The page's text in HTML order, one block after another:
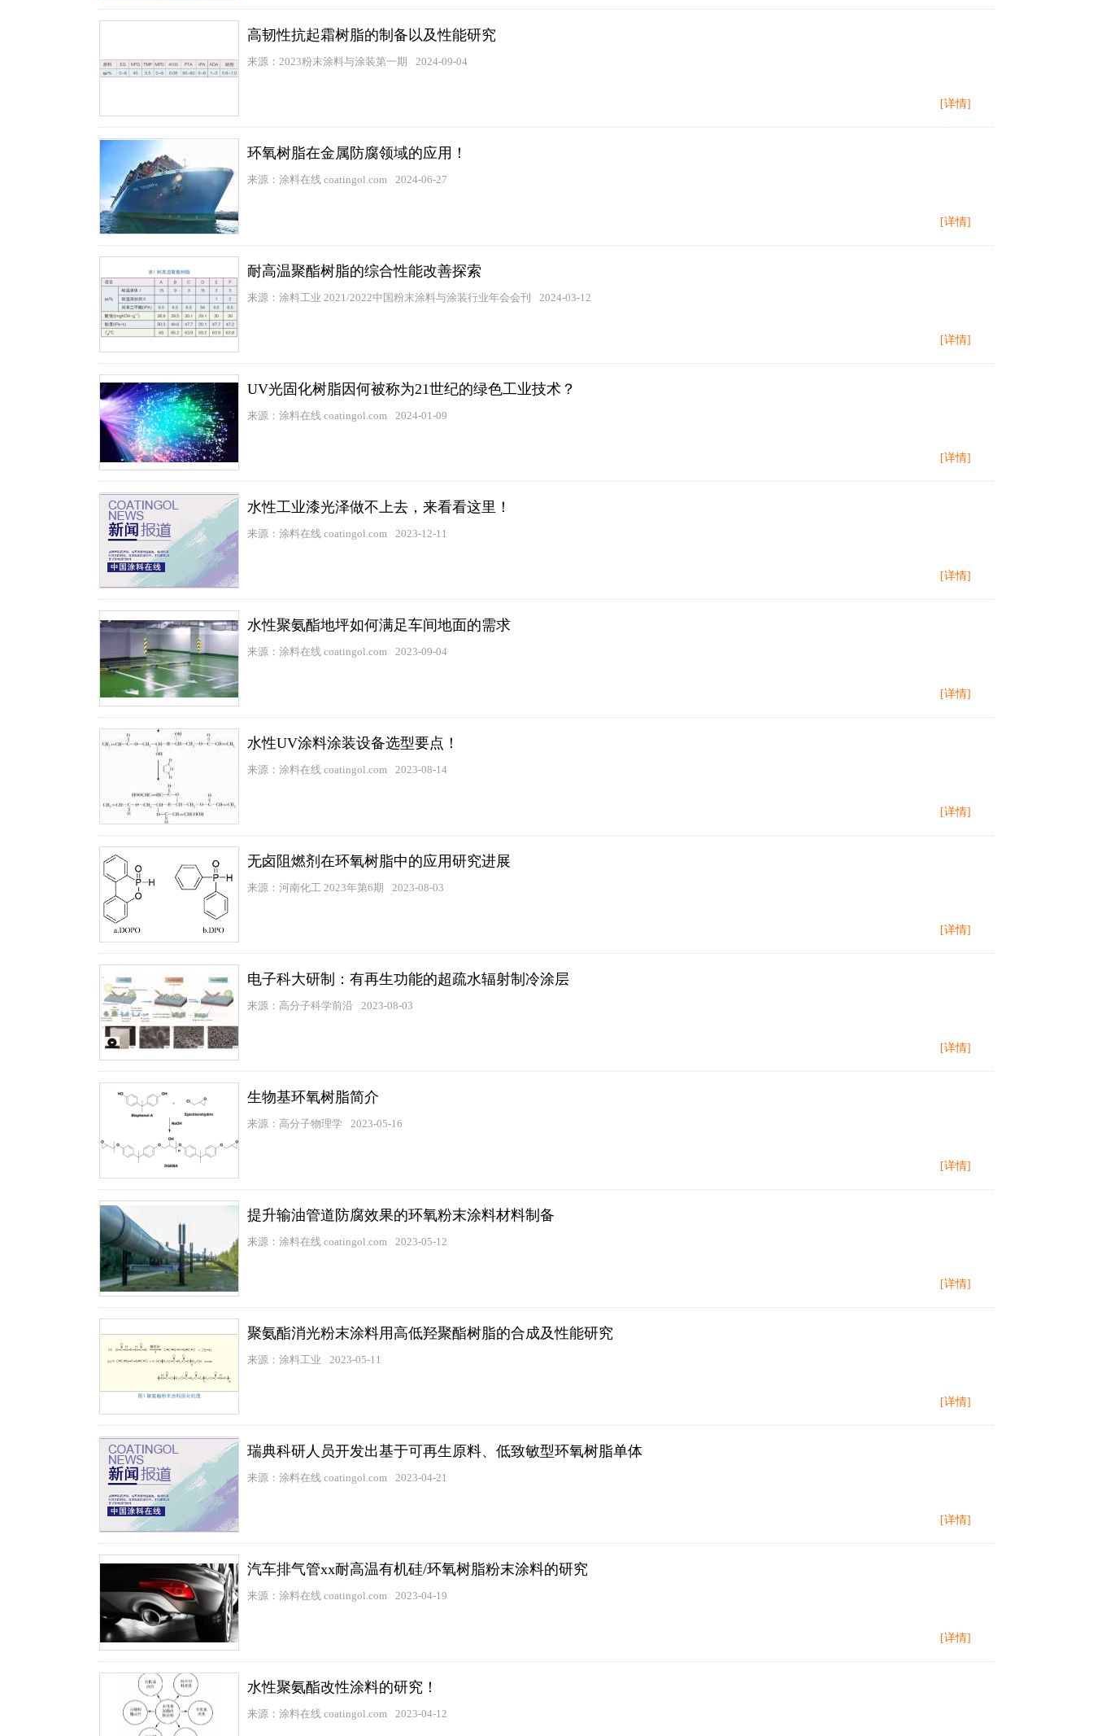
高韧性抗起霜树脂的制备以及性能研究
来源：2023粉末涂料与涂装第一期 2024-09-04
[详情]
环氧树脂在金属防腐领域的应用！
来源：涂料在线 coatingol.com 2024-06-27
[详情]
耐高温聚酯树脂的综合性能改善探索
来源：涂料工业 2021/2022中国粉末涂料与涂装行业年会会刊 2024-03-12
[详情]
UV光固化树脂因何被称为21世纪的绿色工业技术？
来源：涂料在线 coatingol.com 2024-01-09
[详情]
水性工业漆光泽做不上去，来看看这里！
来源：涂料在线 coatingol.com 2023-12-11
[详情]
水性聚氨酯地坪如何满足车间地面的需求
来源：涂料在线 coatingol.com 2023-09-04
[详情]
水性UV涂料涂装设备选型要点！
来源：涂料在线 coatingol.com 2023-08-14
[详情]
无卤阻燃剂在环氧树脂中的应用研究进展
来源：河南化工 2023年第6期 2023-08-03
[详情]
电子科大研制：有再生功能的超疏水辐射制冷涂层
来源：高分子科学前沿 2023-08-03
[详情]
生物基环氧树脂简介
来源：高分子物理学 2023-05-16
[详情]
提升输油管道防腐效果的环氧粉末涂料材料制备
来源：涂料在线 coatingol.com 2023-05-12
[详情]
聚氨酯消光粉末涂料用高低羟聚酯树脂的合成及性能研究
来源：涂料工业 2023-05-11
[详情]
瑞典科研人员开发出基于可再生原料、低致敏型环氧树脂单体
来源：涂料在线 coatingol.com 2023-04-21
[详情]
汽车排气管xx耐高温有机硅/环氧树脂粉末涂料的研究
来源：涂料在线 coatingol.com 2023-04-19
[详情]
水性聚氨酯改性涂料的研究！
来源：涂料在线 coatingol.com 2023-04-12